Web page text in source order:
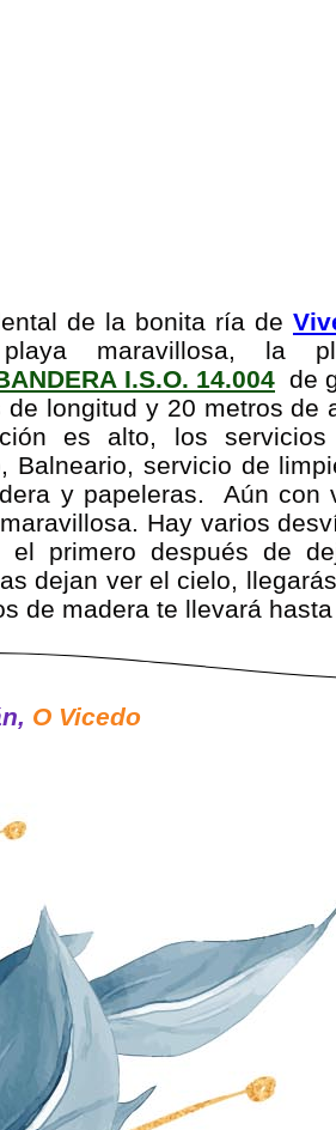
de la bonita ría de
playa maravillosa, la
I.S.O. 14.004 de
de longitud y 20 metros
es alto, los
Balneario, servicio de
y papeleras.
Aún con
maravillosa. Hay varios
primero después de
dejan ver el cielo,
de madera te llevará
O Vicedo